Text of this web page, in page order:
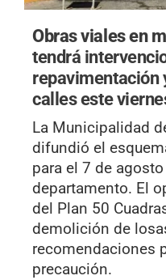
Obras viales en
tendrá
repavimentación
calles este
La Municipalidad
difundió el
para el 7 de
departamento. El
del Plan 50
demolición de
recomendaciones
precaución.